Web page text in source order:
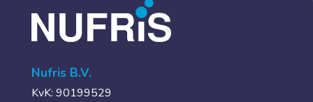
Nufris B.V.
KvK: 90199529